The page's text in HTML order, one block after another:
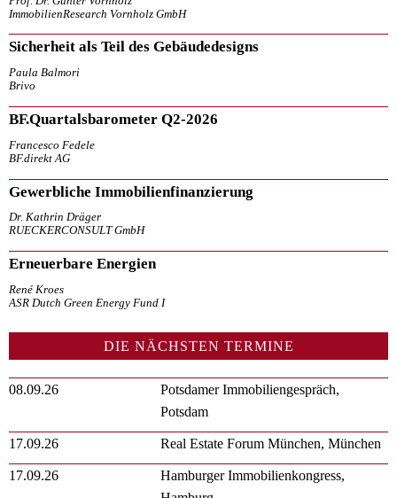
ImmobilienResearch Vornholz GmbH
Sicherheit als Teil des Gebäudedesigns
Paula Balmori
Brivo
BF.Quartalsbarometer Q2-2026
Francesco Fedele
BF.direkt AG
Gewerbliche Immobilienfinanzierung
Dr. Kathrin Dräger
RUECKERCONSULT GmbH
Erneuerbare Energien
René Kroes
ASR Dutch Green Energy Fund I
DIE NÄCHSTEN TERMINE
08.09.26
Potsdamer Immobiliengespräch,
Potsdam
17.09.26 Real Estate Forum München, München
17.09.26
Hamburger Immobilienkongress,